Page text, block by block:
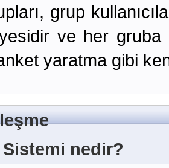
grup
ve her gruba
yaratma gibi
nedir?